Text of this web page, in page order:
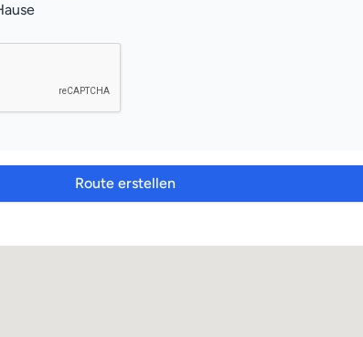
Route erstellen